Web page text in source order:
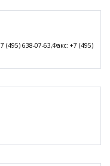
(495) 638-07-63,Факс: +7 (495)